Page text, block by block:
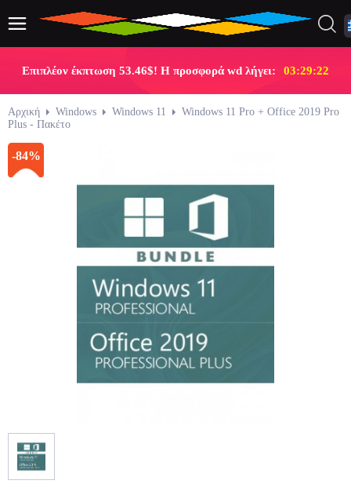
Επιπλέον έκπτωση 53.46$! Η προσφορά wd λήγει: 03:29:21
Αρχική Windows Windows 11
Windows 11 Pro + Office 2019 Pro
Plus - Πακέτο
-84%